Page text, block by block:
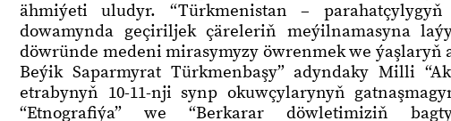
ähmiýeti uludyr. “Türkmenistan –
dowamynda geçiriljek çäreleriň meýilnamasyna
döwründe medeni mirasymyzy öwrenmek we ýaşlaryň
Beýik Saparmyrat Türkmenbaşy” adyndaky Milli
etrabynyň 10-11-nji synp okuwçylarynyň
“Etnografiýa” we “Berkarar döwletimiziň